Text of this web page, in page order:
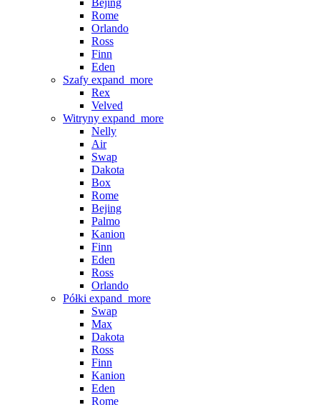
Bejing
Rome
Orlando
Ross
Finn
Eden
Szafy expand_more
Rex
Velved
Witryny expand_more
Nelly
Air
Swap
Dakota
Box
Rome
Bejing
Palmo
Kanion
Finn
Eden
Ross
Orlando
Półki expand_more
Swap
Max
Dakota
Ross
Finn
Kanion
Eden
Rome